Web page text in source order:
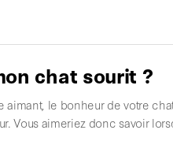
chat sourit ?
aimant, le bonheur de votre
Vous aimeriez donc savoir